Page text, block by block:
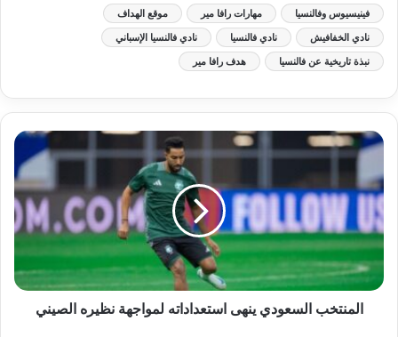
فينيسيوس وفالنسيا مهارات رافا مير موقع الهداف
نادي الخفافيش نادي فالنسيا نادي فالنسيا الإسباني
نبذة تاريخية عن فالنسيا هدف رافا مير
المنتخب السعودي ينهى استعداداته لمواجهة نظيره الصيني